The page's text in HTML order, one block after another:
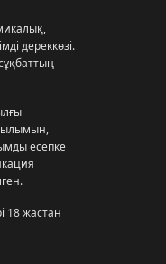
дереккөзі.
есепке
18 жастан